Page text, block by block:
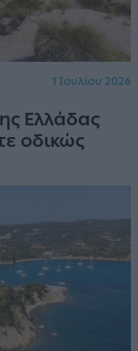
1 Ιουλίου 2026
Ελλάδας
οδικώς